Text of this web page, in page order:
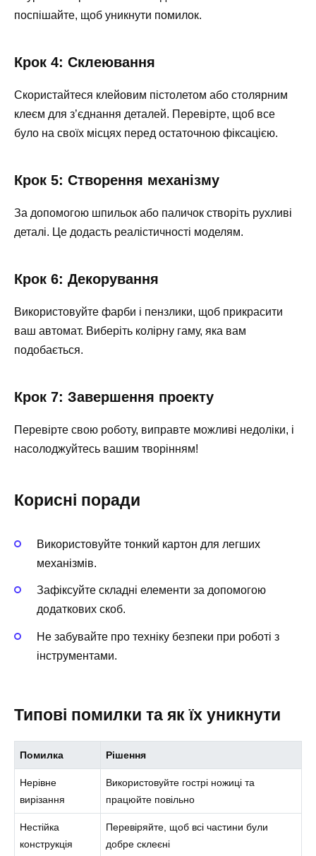
поспішайте, щоб уникнути помилок.
Крок 4: Склеювання
Скористайтеся клейовим пістолетом або столярним
клеєм для з’єднання деталей. Перевірте, щоб все
було на своїх місцях перед остаточною фіксацією.
Крок 5: Створення механізму
За допомогою шпильок або паличок створіть рухливі
деталі. Це додасть реалістичності моделям.
Крок 6: Декорування
Використовуйте фарби і пензлики, щоб прикрасити
ваш автомат. Виберіть колірну гаму, яка вам
подобається.
Крок 7: Завершення проекту
Перевірте свою роботу, виправте можливі недоліки, і
насолоджуйтесь вашим творінням!
Корисні поради
Використовуйте тонкий картон для легших
механізмів.
Зафіксуйте складні елементи за допомогою
додаткових скоб.
Не забувайте про техніку безпеки при роботі з
інструментами.
Типові помилки та як їх уникнути
Помилка Рішення
Нерівне
вирізання
Використовуйте гострі ножиці та
працюйте повільно
Нестійка
конструкція
Перевіряйте, щоб всі частини були
добре склеєні